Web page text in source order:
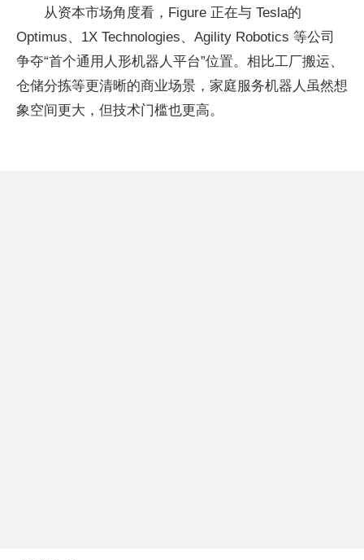
从资本市场角度看，Figure 正在与 Tesla的
Optimus、1X Technologies、Agility Robotics 等公司
争夺“首个通用人形机器人平台”位置。相比工厂搬运、
仓储分拣等更清晰的商业场景，家庭服务机器人虽然想
象空间更大，但技术门槛也更高。